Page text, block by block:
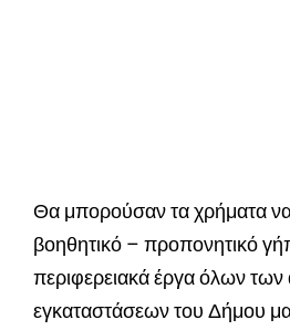
Θα μπορούσαν τα χρήματα να
βοηθητικό – προπονητικό
περιφερειακά έργα όλων των
εγκαταστάσεων του Δήμου